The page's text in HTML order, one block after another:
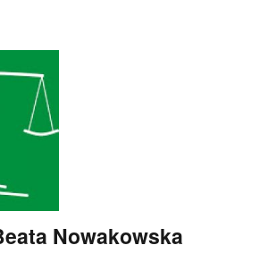
Nowakowska